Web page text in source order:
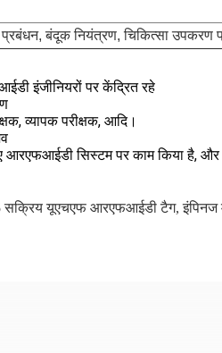
बंदूक नियंत्रण, चिकित्सा उपकरण
इंजीनियरों पर केंद्रित रहे
व्यापक परीक्षक, आदि।
आरएफआईडी सिस्टम पर काम किया है,
सक्रिय यूएचएफ आरएफआईडी टैग,